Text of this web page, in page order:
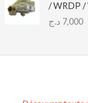
/ WRDP /
7,000 د.ج